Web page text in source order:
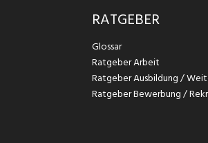
RATGEBER
Glossar
Ratgeber Arbeit
Ratgeber Ausbildung /
Ratgeber Bewerbung /